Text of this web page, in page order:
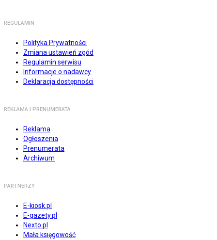
REGULAMIN
Polityka Prywatności
Zmiana ustawień zgód
Regulamin serwisu
Informacje o nadawcy
Deklaracja dostępności
REKLAMA I PRENUMERATA
Reklama
Ogłoszenia
Prenumerata
Archiwum
PARTNERZY
E-kiosk.pl
E-gazety.pl
Nexto.pl
Mała księgowość